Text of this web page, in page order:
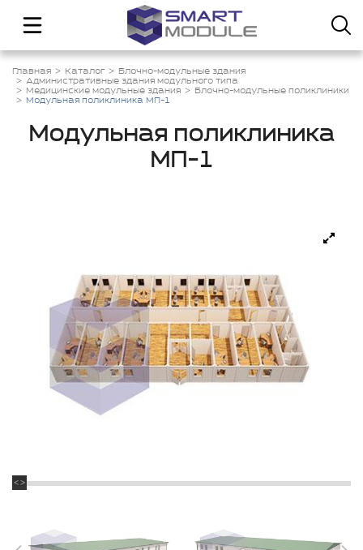
Главная Каталог
Блочно-модульные здания
Административные здания модульного типа
Медицинские модульные здания
Блочно-модульные поликлиники
Модульная поликлиника МП-1
Модульная поликлиника
МП-1